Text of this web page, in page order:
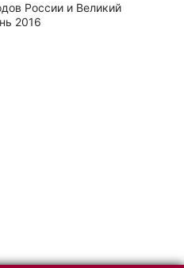
России и Великий
2016